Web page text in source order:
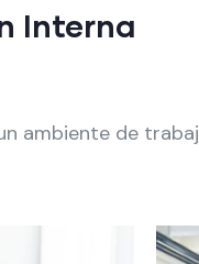
Interna
ambiente de